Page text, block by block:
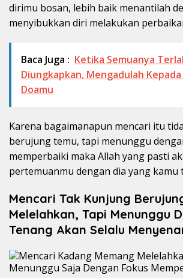
dirimu bosan, lebih baik menantilah
menyibukkan diri melakukan
Baca Juga : Ketika Semuanya
Diungkapkan, Mengadulah Kepada
Doamu
Karena bagaimanapun mencari itu
berujung temu, tapi menunggu
memperbaiki maka Allah yang pasti
pertemuanmu dengan dia yang kamu
Mencari Tak Kunjung
Melelahkan, Tapi Menunggu
Tenang Akan Selalu